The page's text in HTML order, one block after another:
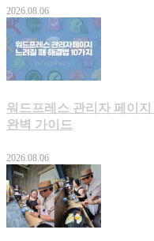
2026.08.06
워드프레스 관리자 페이
완벽 가이드
2026.08.06